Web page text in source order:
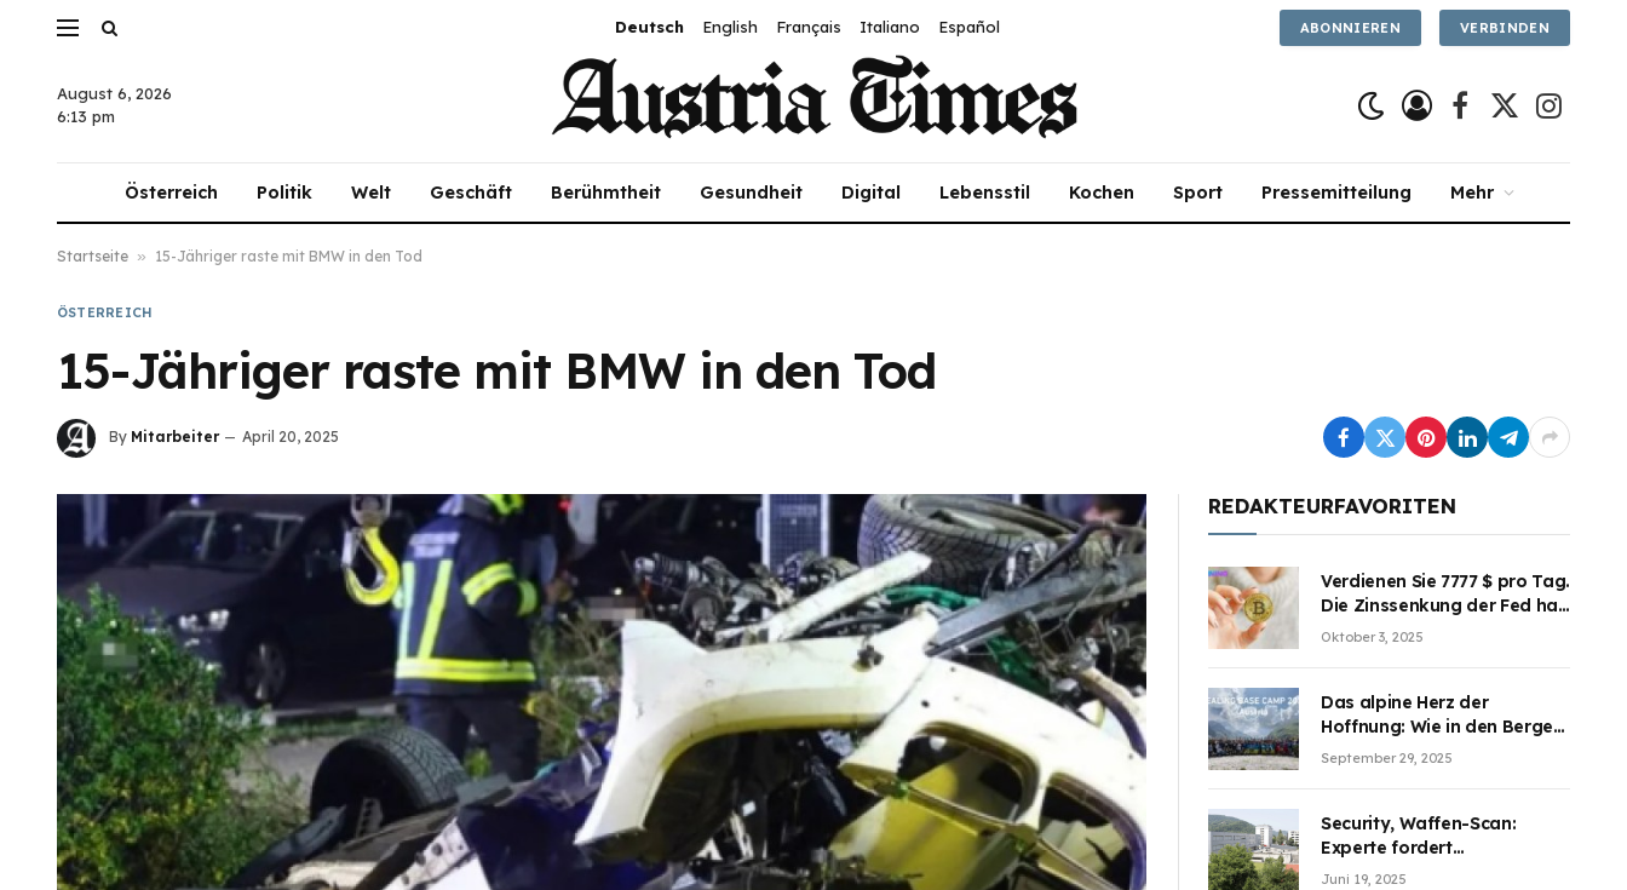
Deutsch English Français Italiano Español ABONNIEREN VERBINDEN
August 6, 2026
6:13 pm
Facebook
X
Österreich Politik Welt Geschäft Berühmtheit Gesundheit Digital Lebensstil Kochen Sport Pressemitteilung Mehr
Startseite » 15-Jähriger raste mit BMW in den Tod
ÖSTERREICH
15-Jähriger raste mit BMW in den Tod
By Mitarbeiter April 20, 2025
REDAKTEURFAVORITEN
Verdienen Sie 7777 $ pro Tag.
Die Zinssenkung der Fed hat
die Aufmerksamkeit des
teilzuhaben
Oktober 3, 2025
Das alpine Herz der
Hoffnung: Wie in den Bergen
Österreichs die unsichtbaren
September 29, 2025
Security, Waffen-Scan:
Experte fordert
Sicherheitsdiskussion an
Juni 19, 2025